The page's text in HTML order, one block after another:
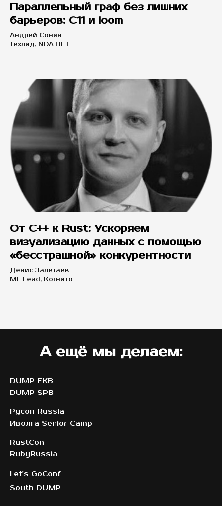
Параллельный граф без лишних
барьеров: C11 и loom
Андрей Сонин
Техлид, NDA HFT
От C++ к Rust: Ускоряем
визуализацию данных с помощью
«бесстрашной» конкурентности
Денис Залетаев
ML Lead, Когнито
А ещё мы делаем:
DUMP EKB
DUMP SPB
Pycon Russia
Иволга Senior Camp
RustCon
RubyRussia
Let's GoConf
South DUMP